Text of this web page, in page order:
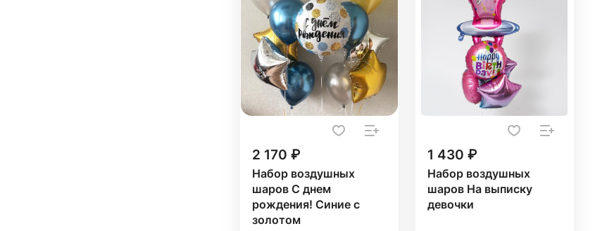
2 170 ₽
Набор воздушных
шаров С днем
рождения! Синие с
золотом
1 430 ₽
Набор воздушных
шаров На выписку
девочки